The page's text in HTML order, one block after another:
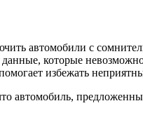
автомобили с
которые
избежать
автомобиль,